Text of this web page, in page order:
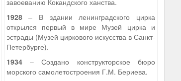
завоеванию Кокандского ханства.
1928– В здании ленинградского цирка
открылся первый в мире Музей цирка и
эстрады (Музей циркового искусства в Санкт-
Петербурге).
1934– Создано конструкторское бюро
морского самолетостроения Г.М. Бериева.